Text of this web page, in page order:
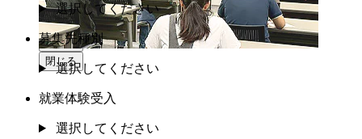
閉じる
閉じる
選択してください
募集先種別
選択してください
就業体験受入
選択してください